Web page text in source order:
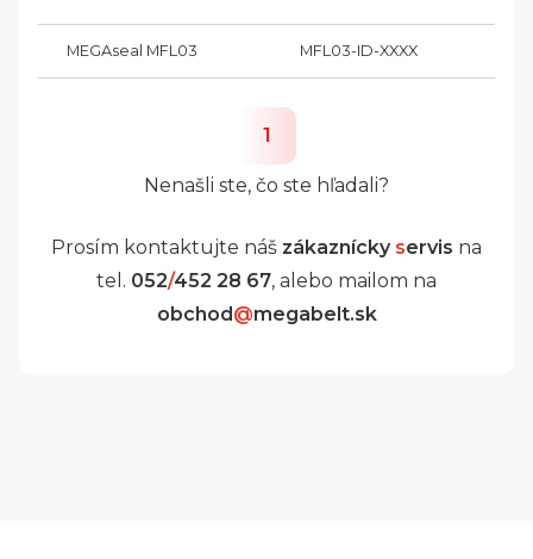
MEGAseal MFL03 MFL03-ID-XXXX
1
Nenašli ste, čo ste hľadali?
Prosím kontaktujte náš zákaznícky servis na
tel. 052/452 28 67, alebo mailom na
obchod @megabelt.sk